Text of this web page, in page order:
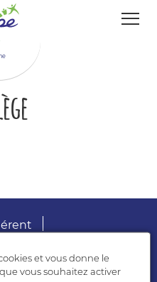
nous et vous donne le
vous souhaitez activer